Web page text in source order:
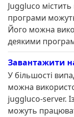
Juggluco
програми
Його можна
деякими
Завантажити
У більшості
можна
juggluco-server.
можуть